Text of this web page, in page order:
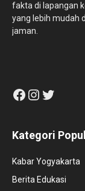
fakta di lapangan
yang lebih mudah
jaman.
Facebook
Instagram
Twitter
Kategori
Kabar Yogyakarta
Berita Edukasi